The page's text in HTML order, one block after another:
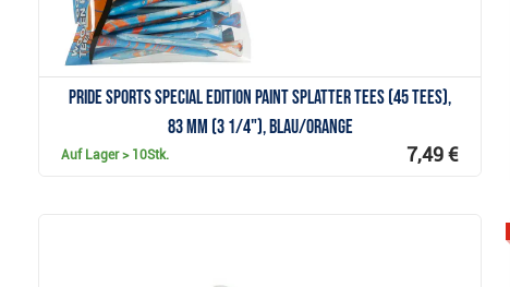
Pride Sports Special Edition Paint Splatter Tees (45 Tees),
83 mm (3 1/4"), blau/orange
Auf Lager> 10Stk. 7,49 €